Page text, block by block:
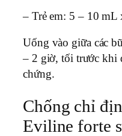
– Trẻ em: 5 – 10 mL
Uống vào giữa các
– 2 giờ, tối trước khi
chứng.
Chống chỉ
Eviline forte